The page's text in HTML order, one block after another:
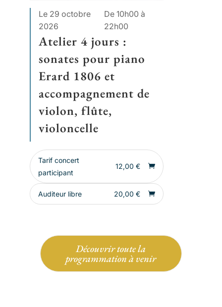
Le 29 octobre
2026
De 10h00 à
22h00
Atelier 4 jours :
sonates pour piano
Erard 1806 et
accompagnement de
violon, flûte,
violoncelle
Tarif concert
participant
12,00 €
Auditeur libre 20,00 €
Découvrir toute la
programmation à venir